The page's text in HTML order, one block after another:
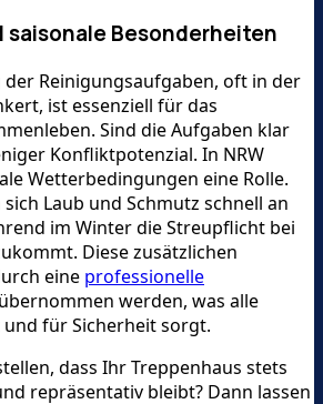
saisonale Besonderheiten
der Reinigungsaufgaben, oft in der
ist essenziell für das
Sind die Aufgaben klar
Konfliktpotenzial. In NRW
Wetterbedingungen eine Rolle.
Laub und Schmutz schnell an
im Winter die Streupflicht bei
Diese zusätzlichen
eine professionelle
übernommen werden, was alle
für Sicherheit sorgt.
dass Ihr Treppenhaus stets
repräsentativ bleibt? Dann lassen